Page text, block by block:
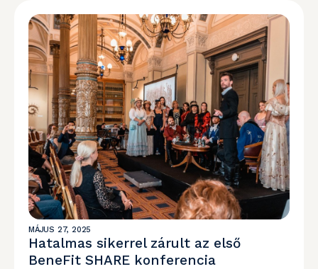
MÁJUS 27, 2025
Hatalmas sikerrel zárult az első
BeneFit SHARE konferencia